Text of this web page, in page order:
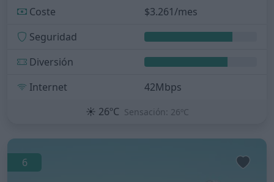
Coste
$3.261/mes
Seguridad
Diversión
Internet
42Mbps
☀️ 26ºC Sensación: 26ºC
6